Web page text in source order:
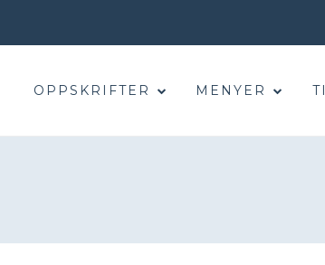
OPPSKRIFTER MENYER